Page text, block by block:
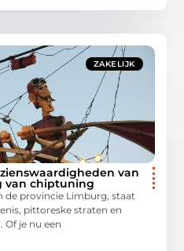
ZAKELIJK
van
van chiptuning
de provincie Limburg, staat
pittoreske straten en
Of je nu een